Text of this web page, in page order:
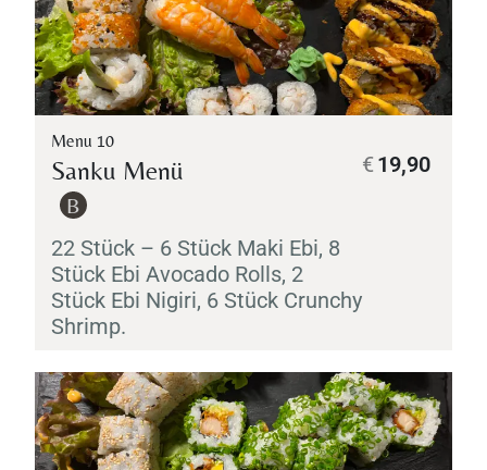
Menu 10
Sanku Menü
B
22 Stück – 6 Stück Maki Ebi, 8
Stück Ebi Avocado Rolls, 2
Stück Ebi Nigiri, 6 Stück Crunchy
Shrimp.
19,90
€